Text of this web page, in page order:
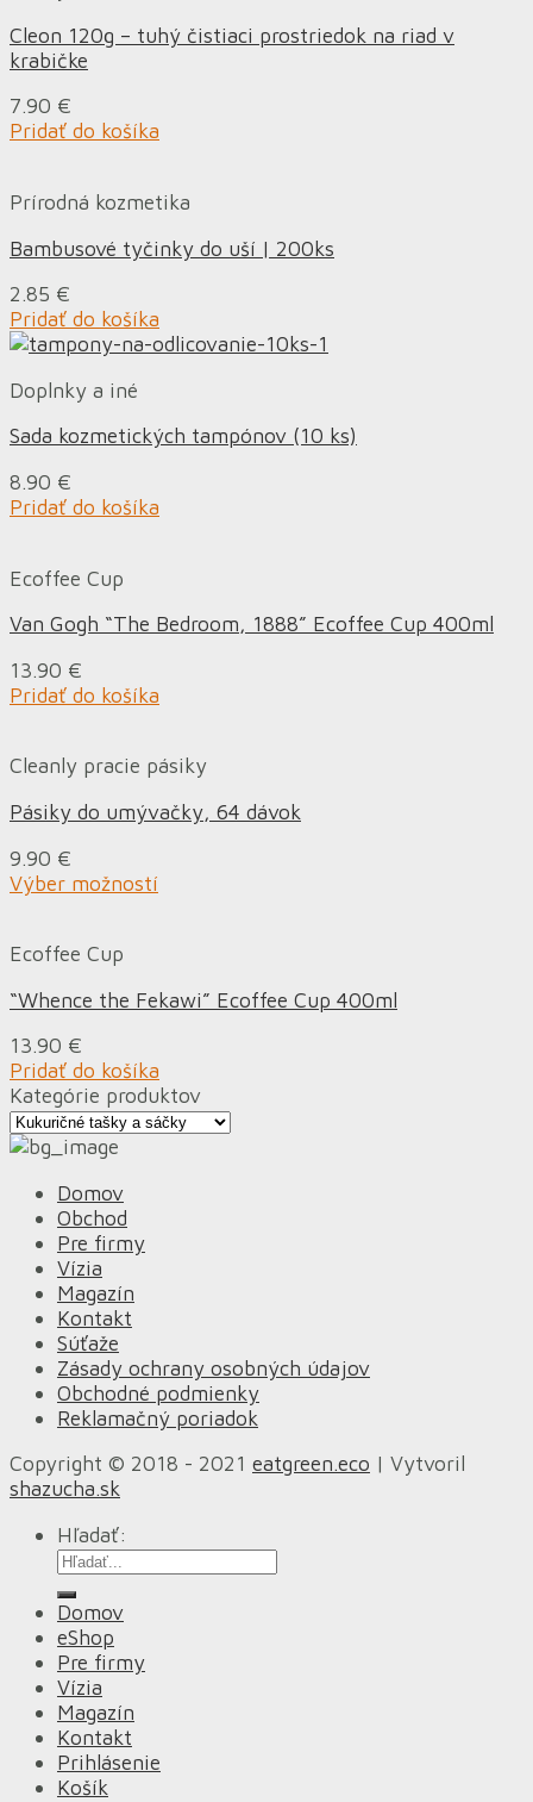
Cleon 120g – tuhý čistiaci prostriedok na riad v
krabičke
7.90 €
Pridať do košíka
Prírodná kozmetika
Bambusové tyčinky do uší | 200ks
2.85 €
Pridať do košíka
Doplnky a iné
Sada kozmetických tampónov (10 ks)
8.90 €
Pridať do košíka
Ecoffee Cup
Van Gogh “The Bedroom, 1888” Ecoffee Cup 400ml
13.90 €
Pridať do košíka
Cleanly pracie pásiky
Pásiky do umývačky, 64 dávok
9.90 €
Výber možností
Ecoffee Cup
“Whence the Fekawi” Ecoffee Cup 400ml
13.90 €
Pridať do košíka
Kategórie produktov
Domov
Obchod
Pre firmy
Vízia
Magazín
Kontakt
Súťaže
Zásady ochrany osobných údajov
Obchodné podmienky
Reklamačný poriadok
Copyright © 2018 - 2021 eatgreen.eco | Vytvoril
shazucha.sk
Hľadať:
Domov
eShop
Pre firmy
Vízia
Magazín
Kontakt
Prihlásenie
Košík